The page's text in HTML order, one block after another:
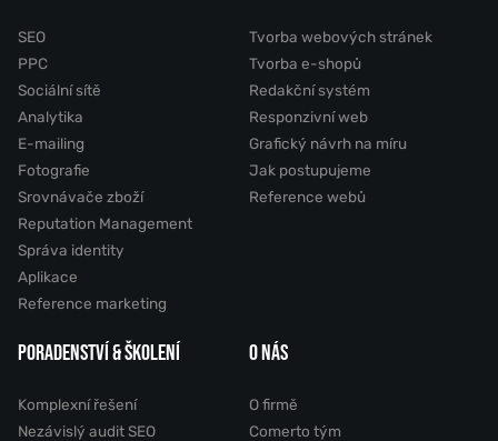
SEO
PPC
Sociální sítě
Analytika
E-mailing
Fotografie
Srovnávače zboží
Reputation Management
Správa identity
Aplikace
Reference marketing
Tvorba webových stránek
Tvorba e-shopů
Redakční systém
Responzivní web
Grafický návrh na míru
Jak postupujeme
Reference webů
PORADENSTVÍ & ŠKOLENÍ
Komplexní řešení
Nezávislý audit SEO
O NÁS
O firmě
Comerto tým